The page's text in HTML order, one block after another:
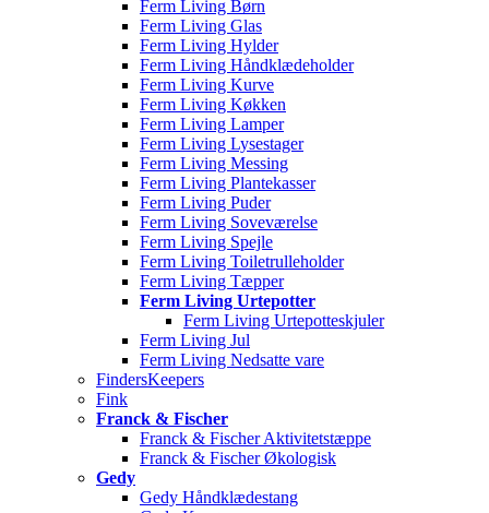
Ferm Living Børn
Ferm Living Glas
Ferm Living Hylder
Ferm Living Håndklædeholder
Ferm Living Kurve
Ferm Living Køkken
Ferm Living Lamper
Ferm Living Lysestager
Ferm Living Messing
Ferm Living Plantekasser
Ferm Living Puder
Ferm Living Soveværelse
Ferm Living Spejle
Ferm Living Toiletrulleholder
Ferm Living Tæpper
Ferm Living Urtepotter
Ferm Living Urtepotteskjuler
Ferm Living Jul
Ferm Living Nedsatte vare
FindersKeepers
Fink
Franck & Fischer
Franck & Fischer Aktivitetstæppe
Franck & Fischer Økologisk
Gedy
Gedy Håndklædestang